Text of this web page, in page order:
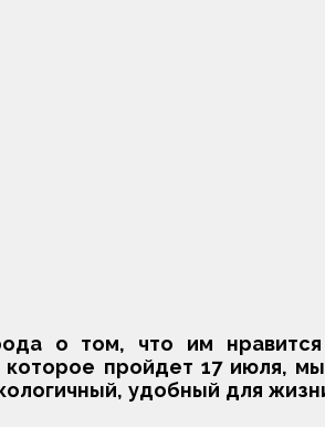
о том, что им
которое пройдет 17 июля,
удобный для